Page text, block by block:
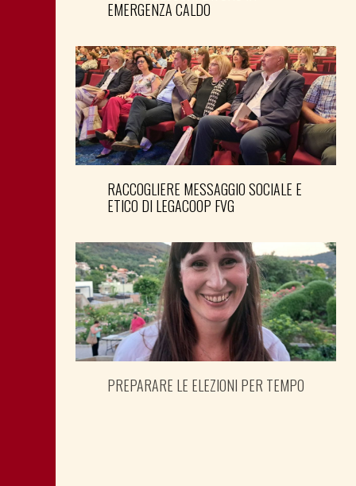
EMERGENZA CALDO
RACCOGLIERE MESSAGGIO SOCIALE E
ETICO DI LEGACOOP FVG
PREPARARE LE ELEZIONI PER TEMPO